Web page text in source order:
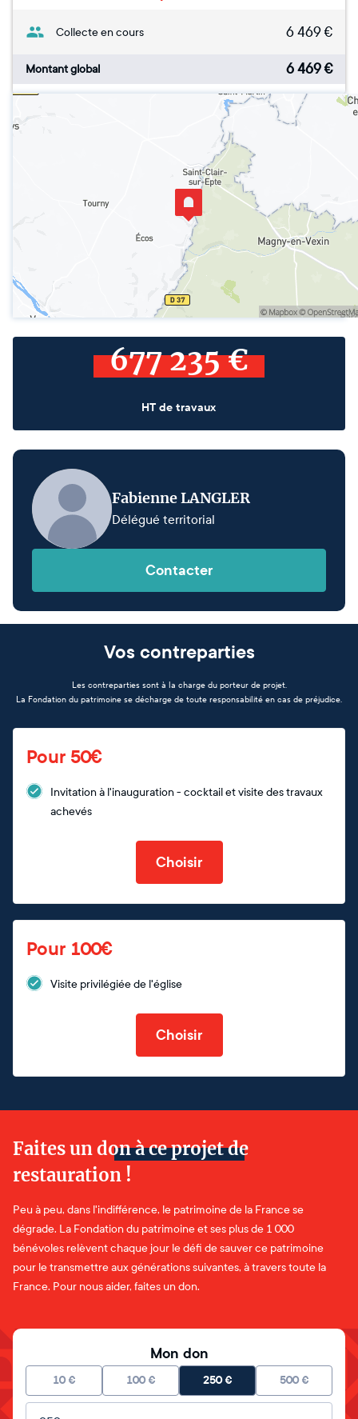
Collecte en cours 6 469€
Montant global 6 469€
677 235 €
HT de travaux
Fabienne LANGLER
Délégué territorial
Contacter
Vos contreparties
Les contreparties sont à la charge du porteur de projet.
La Fondation du patrimoine se décharge de toute responsabilité en cas de préjudice.
Pour 50€
Invitation à l'inauguration - cocktail et visite des travaux
achevés
Choisir
Pour 100€
Visite privilégiée de l'église
Choisir
Faites un don à ce projet de
restauration !
Peu à peu, dans l'indifférence, le patrimoine de la France se
dégrade. La Fondation du patrimoine et ses plus de 1 000
bénévoles relèvent chaque jour le défi de sauver ce patrimoine
pour le transmettre aux générations suivantes, à travers toute la
France. Pour nous aider, faites un don.
Mon don
10 € 100 € 250€ 500 €
Montant libre